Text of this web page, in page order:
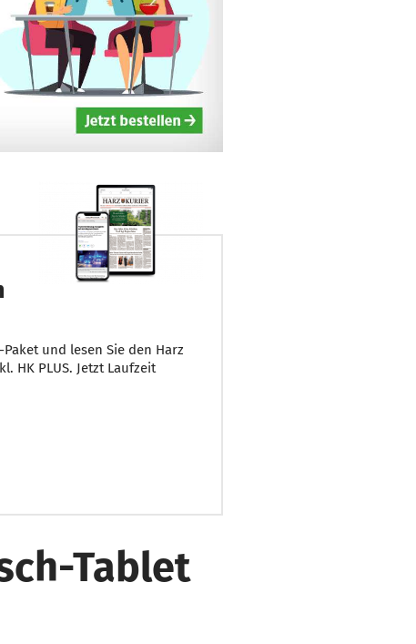
und lesen Sie den Harz
HK PLUS. Jetzt Laufzeit
Tablet